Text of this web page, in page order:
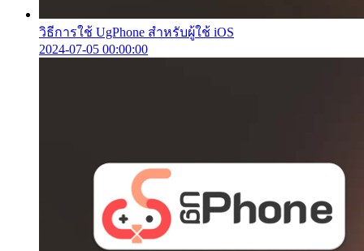
วิธีการใช้ UgPhone สำหรับผู้ใช้ iOS
2024-07-05 00:00:00